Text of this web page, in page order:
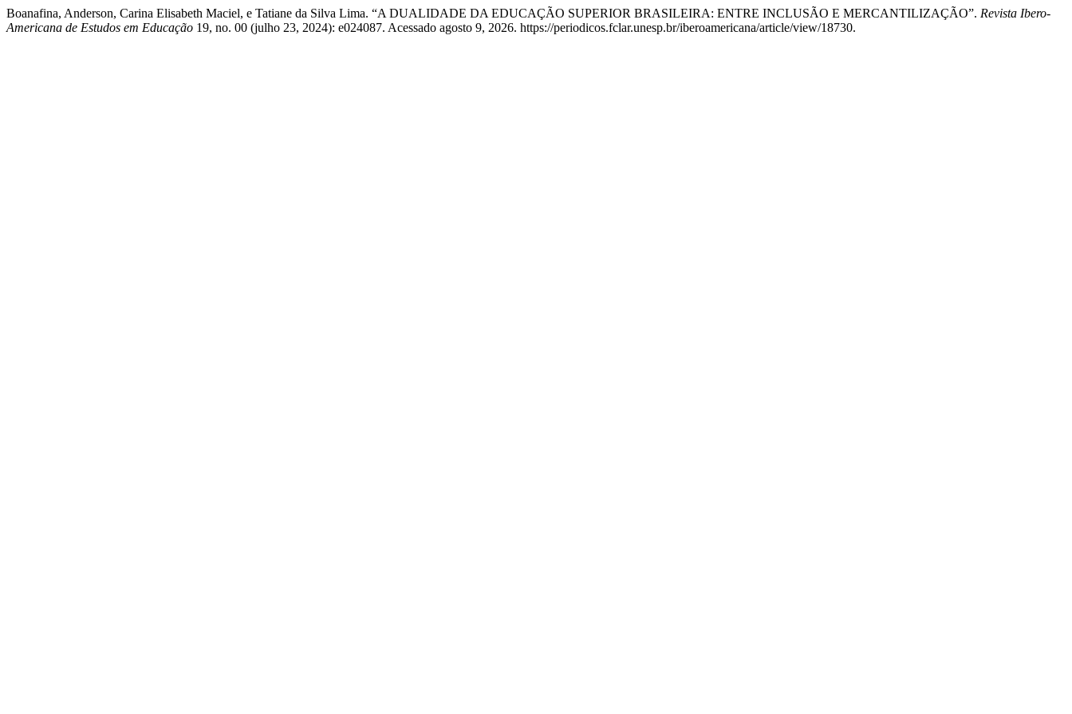
Boanafina, Anderson, Carina Elisabeth Maciel, e Tatiane da Silva Lima. “A DUALIDADE DA EDUCAÇÃO SUPERIOR BRASILEIRA: ENTRE INCLUSÃO E MERCANTILIZAÇÃO”. Revista Ibero-
Americana de Estudos em Educação 19, no. 00 (julho 23, 2024): e024087. Acessado agosto 9, 2026. https://periodicos.fclar.unesp.br/iberoamericana/article/view/18730.